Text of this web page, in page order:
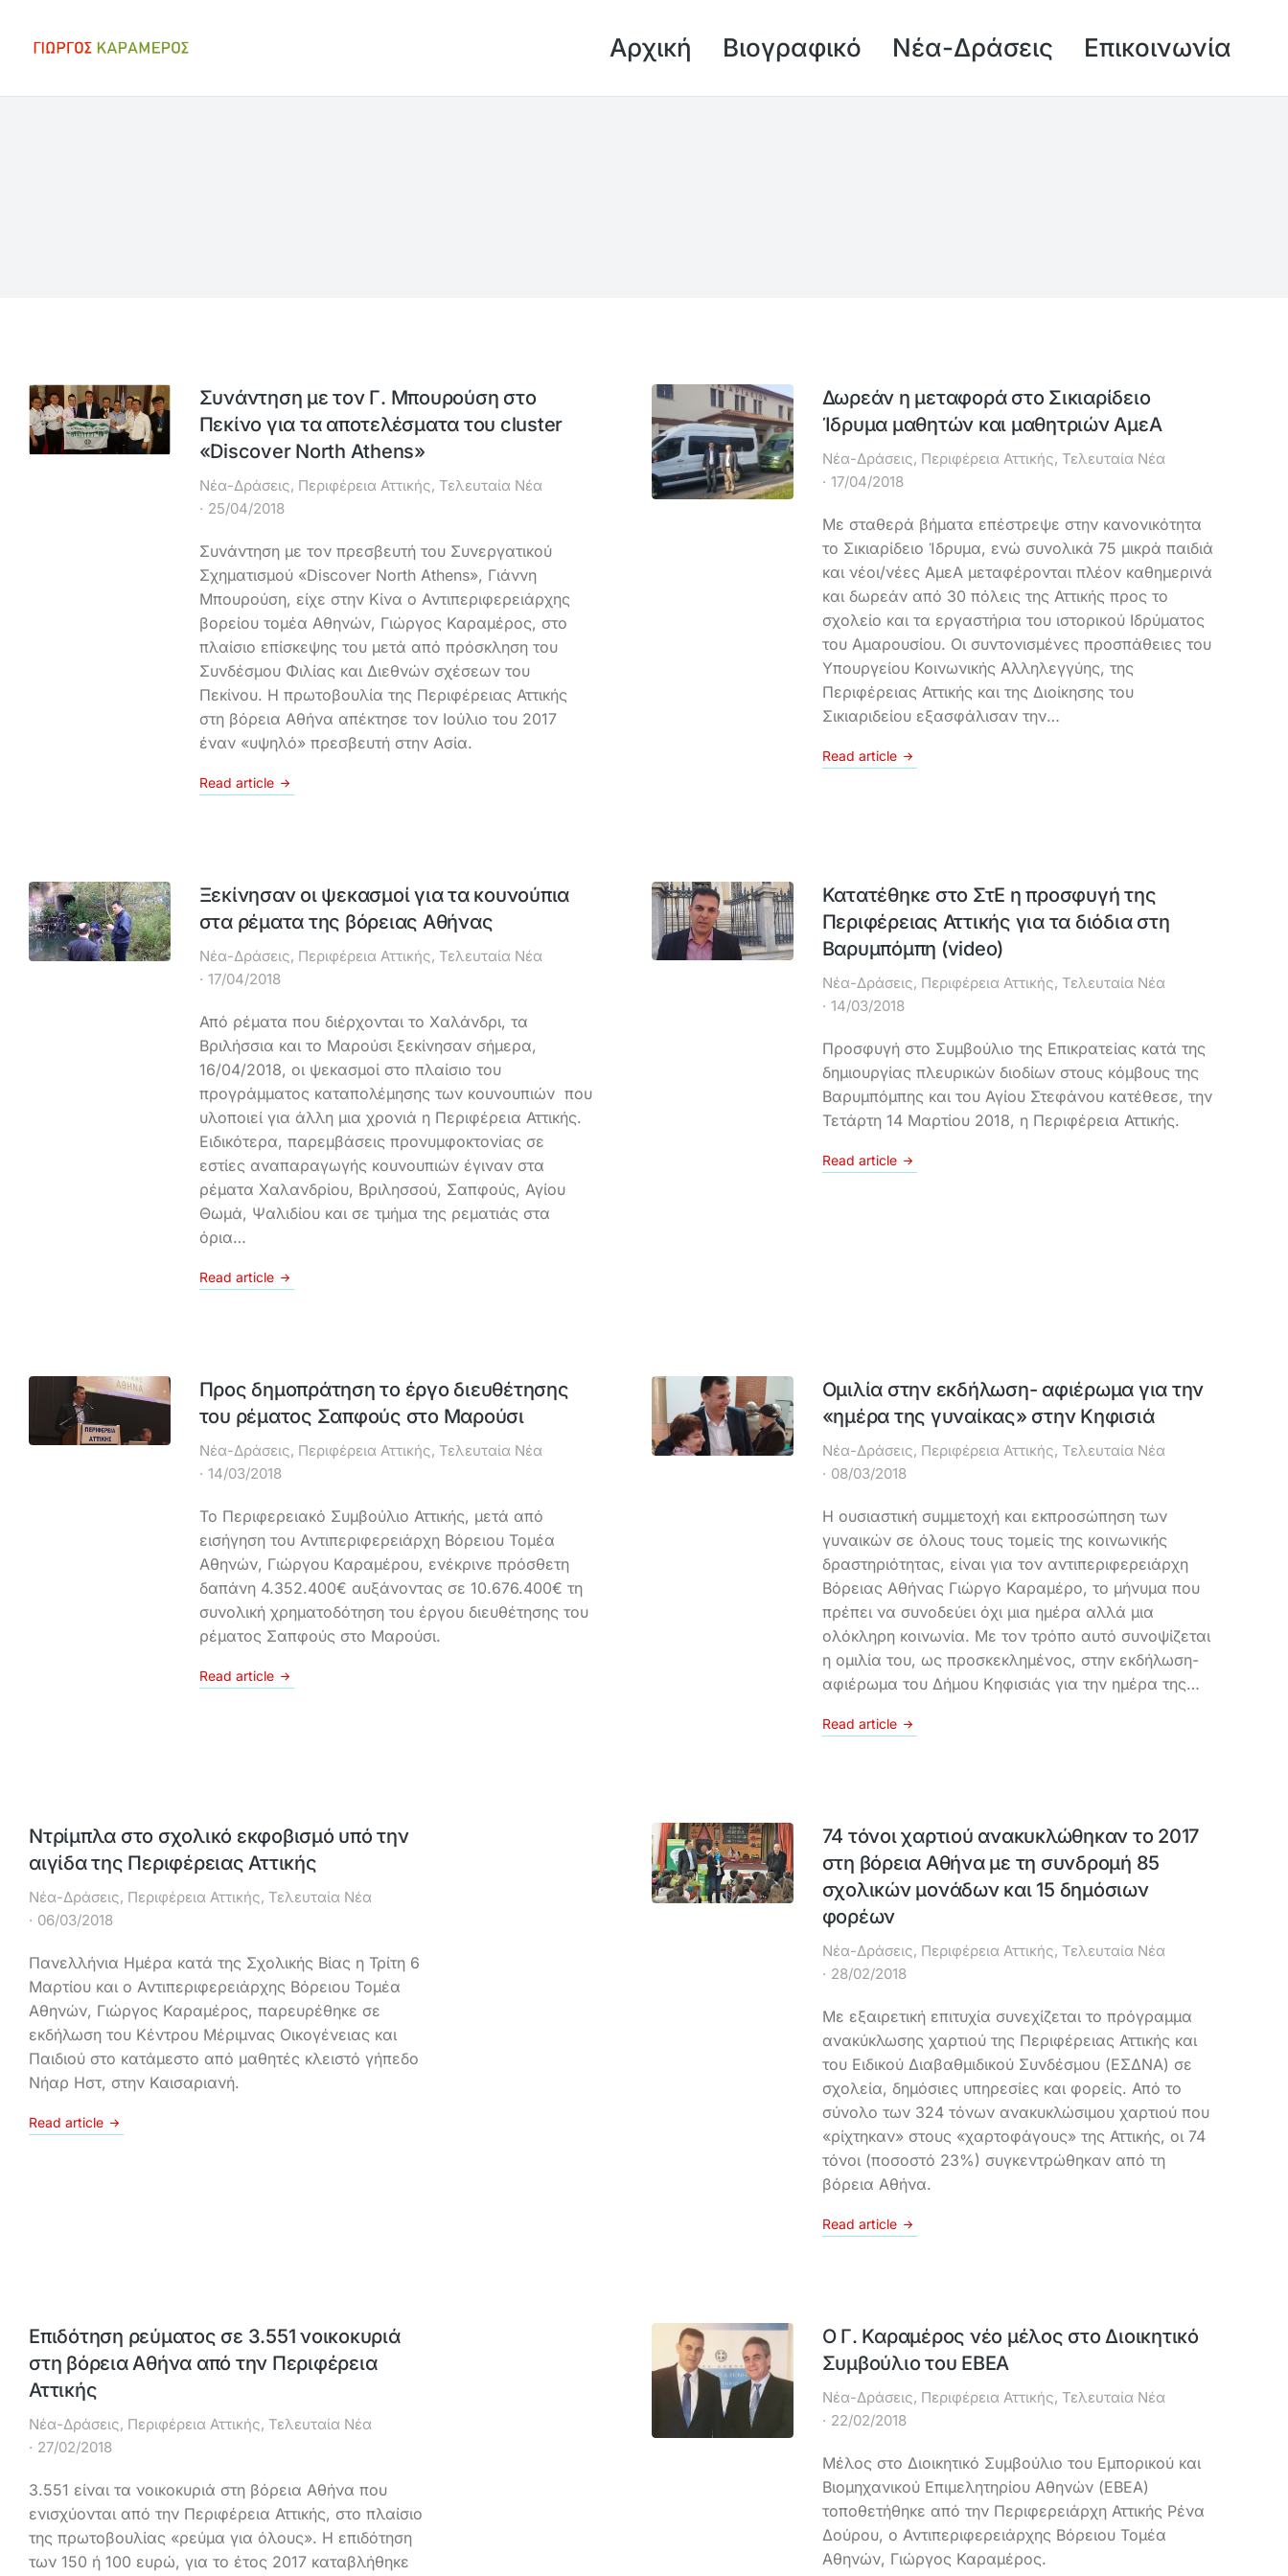
Αρχική Βιογραφικό Νέα-Δράσεις Επικοινωνία
Συνάντηση με τον Γ. Μπουρούση στο
Πεκίνο για τα αποτελέσματα του cluster
«Discover North Athens»
Νέα-Δράσεις, Περιφέρεια Αττικής, Τελευταία Νέα
25/04/2018
Συνάντηση με τον πρεσβευτή του Συνεργατικού
Σχηματισμού «Discover North Athens», Γιάννη
Μπουρούση, είχε στην Κίνα ο Αντιπεριφερειάρχης
βορείου τομέα Αθηνών, Γιώργος Καραμέρος, στο
πλαίσιο επίσκεψης του μετά από πρόσκληση του
Συνδέσμου Φιλίας και Διεθνών σχέσεων του
Πεκίνου. Η πρωτοβουλία της Περιφέρειας Αττικής
στη βόρεια Αθήνα απέκτησε τον Ιούλιο του 2017
έναν «υψηλό» πρεσβευτή στην Ασία.
Read article
Δωρεάν η μεταφορά στο Σικιαρίδειο
Ίδρυμα μαθητών και μαθητριών ΑμεΑ
Νέα-Δράσεις, Περιφέρεια Αττικής, Τελευταία Νέα
17/04/2018
Με σταθερά βήματα επέστρεψε στην κανονικότητα
το Σικιαρίδειο Ίδρυμα, ενώ συνολικά 75 μικρά παιδιά
και νέοι/νέες ΑμεΑ μεταφέρονται πλέον καθημερινά
και δωρεάν από 30 πόλεις της Αττικής προς το
σχολείο και τα εργαστήρια του ιστορικού Ιδρύματος
του Αμαρουσίου. Οι συντονισμένες προσπάθειες του
Υπουργείου Κοινωνικής Αλληλεγγύης, της
Περιφέρειας Αττικής και της Διοίκησης του
Σικιαριδείου εξασφάλισαν την…
Read article
Ξεκίνησαν οι ψεκασμοί για τα κουνούπια
στα ρέματα της βόρειας Αθήνας
Νέα-Δράσεις, Περιφέρεια Αττικής, Τελευταία Νέα
17/04/2018
Από ρέματα που διέρχονται το Χαλάνδρι, τα
Βριλήσσια και το Μαρούσι ξεκίνησαν σήμερα,
16/04/2018, οι ψεκασμοί στο πλαίσιο του
προγράμματος καταπολέμησης των κουνουπιών που
υλοποιεί για άλλη μια χρονιά η Περιφέρεια Αττικής.
Ειδικότερα, παρεμβάσεις προνυμφοκτονίας σε
εστίες αναπαραγωγής κουνουπιών έγιναν στα
ρέματα Χαλανδρίου, Βριλησσού, Σαπφούς, Αγίου
Θωμά, Ψαλιδίου και σε τμήμα της ρεματιάς στα
όρια…
Read article
Κατατέθηκε στο ΣτΕ η προσφυγή της
Περιφέρειας Αττικής για τα διόδια στη
Βαρυμπόμπη (video)
Νέα-Δράσεις, Περιφέρεια Αττικής, Τελευταία Νέα
14/03/2018
Προσφυγή στο Συμβούλιο της Επικρατείας κατά της
δημιουργίας πλευρικών διοδίων στους κόμβους της
Βαρυμπόμπης και του Αγίου Στεφάνου κατέθεσε, την
Τετάρτη 14 Μαρτίου 2018, η Περιφέρεια Αττικής.
Read article
Προς δημοπράτηση το έργο διευθέτησης
του ρέματος Σαπφούς στο Μαρούσι
Νέα-Δράσεις, Περιφέρεια Αττικής, Τελευταία Νέα
14/03/2018
Το Περιφερειακό Συμβούλιο Αττικής, μετά από
εισήγηση του Αντιπεριφερειάρχη Βόρειου Τομέα
Αθηνών, Γιώργου Καραμέρου, ενέκρινε πρόσθετη
δαπάνη 4.352.400€ αυξάνοντας σε 10.676.400€ τη
συνολική χρηματοδότηση του έργου διευθέτησης του
ρέματος Σαπφούς στο Μαρούσι.
Read article
Ομιλία στην εκδήλωση- αφιέρωμα για την
«ημέρα της γυναίκας» στην Κηφισιά
Νέα-Δράσεις, Περιφέρεια Αττικής, Τελευταία Νέα
08/03/2018
Η ουσιαστική συμμετοχή και εκπροσώπηση των
γυναικών σε όλους τους τομείς της κοινωνικής
δραστηριότητας, είναι για τον αντιπεριφερειάρχη
Βόρειας Αθήνας Γιώργο Καραμέρο, το μήνυμα που
πρέπει να συνοδεύει όχι μια ημέρα αλλά μια
ολόκληρη κοινωνία. Με τον τρόπο αυτό συνοψίζεται
η ομιλία του, ως προσκεκλημένος, στην εκδήλωση-
αφιέρωμα του Δήμου Κηφισιάς για την ημέρα της…
Read article
Ντρίμπλα στο σχολικό εκφοβισμό υπό την
αιγίδα της Περιφέρειας Αττικής
Νέα-Δράσεις, Περιφέρεια Αττικής, Τελευταία Νέα
06/03/2018
Πανελλήνια Ημέρα κατά της Σχολικής Βίας η Τρίτη 6
Μαρτίου και ο Αντιπεριφερειάρχης Βόρειου Τομέα
Αθηνών, Γιώργος Καραμέρος, παρευρέθηκε σε
εκδήλωση του Κέντρου Μέριμνας Οικογένειας και
Παιδιού στο κατάμεστο από μαθητές κλειστό γήπεδο
Νήαρ Ηστ, στην Καισαριανή.
Read article
74 τόνοι χαρτιού ανακυκλώθηκαν το 2017
στη βόρεια Αθήνα με τη συνδρομή 85
σχολικών μονάδων και 15 δημόσιων
φορέων
Νέα-Δράσεις, Περιφέρεια Αττικής, Τελευταία Νέα
28/02/2018
Με εξαιρετική επιτυχία συνεχίζεται το πρόγραμμα
ανακύκλωσης χαρτιού της Περιφέρειας Αττικής και
του Ειδικού Διαβαθμιδικού Συνδέσμου (ΕΣΔΝΑ) σε
σχολεία, δημόσιες υπηρεσίες και φορείς. Από το
σύνολο των 324 τόνων ανακυκλώσιμου χαρτιού που
«ρίχτηκαν» στους «χαρτοφάγους» της Αττικής, οι 74
τόνοι (ποσοστό 23%) συγκεντρώθηκαν από τη
βόρεια Αθήνα.
Read article
Επιδότηση ρεύματος σε 3.551 νοικοκυριά
στη βόρεια Αθήνα από την Περιφέρεια
Αττικής
Νέα-Δράσεις, Περιφέρεια Αττικής, Τελευταία Νέα
27/02/2018
3.551 είναι τα νοικοκυριά στη βόρεια Αθήνα που
ενισχύονται από την Περιφέρεια Αττικής, στο πλαίσιο
της πρωτοβουλίας «ρεύμα για όλους». H επιδότηση
των 150 ή 100 ευρώ, για το έτος 2017 καταβλήθηκε
Ο Γ. Καραμέρος νέο μέλος στο Διοικητικό
Συμβούλιο του ΕΒΕΑ
Νέα-Δράσεις, Περιφέρεια Αττικής, Τελευταία Νέα
22/02/2018
Μέλος στο Διοικητικό Συμβούλιο του Εμπορικού και
Βιομηχανικού Επιμελητηρίου Αθηνών (ΕΒΕΑ)
τοποθετήθηκε από την Περιφερειάρχη Αττικής Ρένα
Δούρου, ο Αντιπεριφερειάρχης Βόρειου Τομέα
Αθηνών, Γιώργος Καραμέρος.